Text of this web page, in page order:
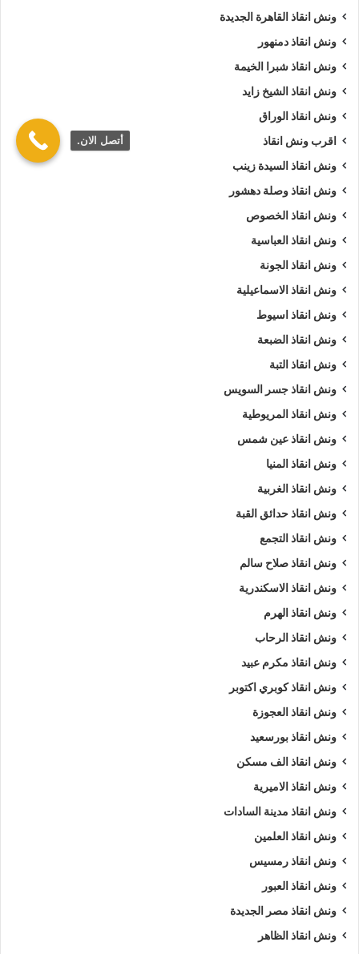
ونش انقاذ القاهرة الجديدة
ونش انقاذ دمنهور
ونش انقاذ شبرا الخيمة
ونش انقاذ الشيخ زايد
ونش انقاذ الوراق
اقرب ونش انقاذ
ونش انقاذ السيدة زينب
ونش انقاذ وصلة دهشور
ونش انقاذ الخصوص
ونش انقاذ العباسية
ونش انقاذ الجونة
ونش انقاذ الاسماعيلية
ونش انقاذ اسيوط
ونش انقاذ الضبعة
ونش انقاذ التبة
ونش انقاذ جسر السويس
ونش انقاذ المريوطية
ونش انقاذ عين شمس
ونش انقاذ المنيا
ونش انقاذ الغربية
ونش انقاذ حدائق القبة
ونش انقاذ التجمع
ونش انقاذ صلاح سالم
ونش انقاذ الاسكندرية
ونش انقاذ الهرم
ونش انقاذ الرحاب
ونش انقاذ مكرم عبيد
ونش انقاذ كوبري اكتوبر
ونش انقاذ العجوزة
ونش انقاذ بورسعيد
ونش انقاذ الف مسكن
ونش انقاذ الاميرية
ونش انقاذ مدينة السادات
ونش انقاذ العلمين
ونش انقاذ رمسيس
ونش انقاذ العبور
ونش انقاذ مصر الجديدة
ونش انقاذ الظاهر
أتصل الان.